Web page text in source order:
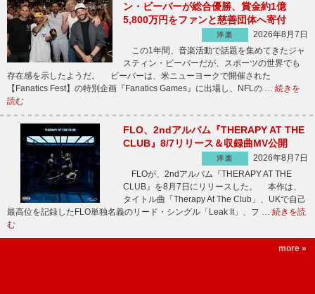
ン・ビーバーが総合優勝、賞金約1億
5,800万円をファンと慈善団体へ寄付
洋楽
2026年8月7日
この1年間、音楽活動で話題を集めてきたジャ
スティン・ビーバーだが、スポーツの世界でも
存在感を示したようだ。 ビーバーは、米ニューヨークで開催された
【Fanatics Fest】の特別企画『Fanatics Games』に出場し、NFLの … 続きを
読む
FLO、2ndアルバム『THERAPY AT THE
CLUB』8/7リリース＆収録曲MV公開
洋楽
2026年8月7日
FLOが、2ndアルバム『THERAPY AT THE
CLUB』を8月7日にリリースした。 本作は、
タイトル曲「Therapy At The Club」、UKで自己
最高位を記録したFLO単独名義のリード・シングル「Leak It」、フ … 続きを読
む
more »